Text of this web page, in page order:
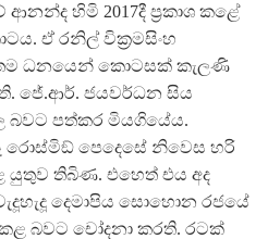
හිමි 2017දී ප්‍රකාශ කළේ
ඒ රනිල් වික්‍රමසිංහ
ධනයෙන් කොටසක් කැලණි
ජේ.ආර්. ජයවර්ධන සිය
පත්කර මියගියේය.
රොස්මිඞ් පෙදෙසේ නිවෙස හරි
තිබිණ. එහෙත් එය අද
දෙමාපිය සොහොන රජයේ
බවට චෝදනා කරති. රටක්